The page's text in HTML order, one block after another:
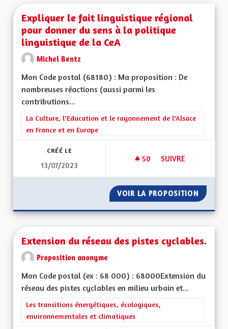
Expliquer le fait linguistique régional
pour donner du sens à la politique
linguistique de la CeA
Michel Bentz
Mon Code postal (68180) : Ma proposition : De
nombreuses réactions (aussi parmi les
contributions...
Filtrer les résultats de la catégorie : La Culture, l'Education et
La Culture, l'Education et le rayonnement de l'Alsace
en France et en Europe
CRÉÉ LE
13/07/2023
50 50 ABONNÉS
SUIVRE
VOIR LA PROPOSITION
Extension du réseau des pistes cyclables.
Proposition anonyme
Mon Code postal (ex : 68 000) : 68000Extension du
réseau des pistes cyclables en milieu urbain et...
Filtrer les résultats de la catégorie : Les transitions
Les transitions énergétiques, écologiques,
environnementales et climatiques